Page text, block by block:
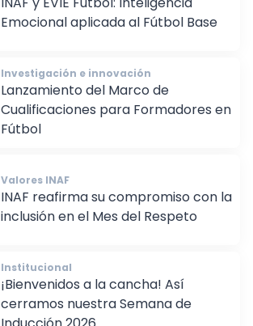
INAF y EVIE Fútbol: Inteligencia
Emocional aplicada al Fútbol Base
Investigación e innovación
Lanzamiento del Marco de
Cualificaciones para Formadores en
Valores INAF
INAF reafirma su compromiso con la
inclusión en el Mes del Respeto
Institucional
¡Bienvenidos a la cancha! Así
cerramos nuestra Semana de